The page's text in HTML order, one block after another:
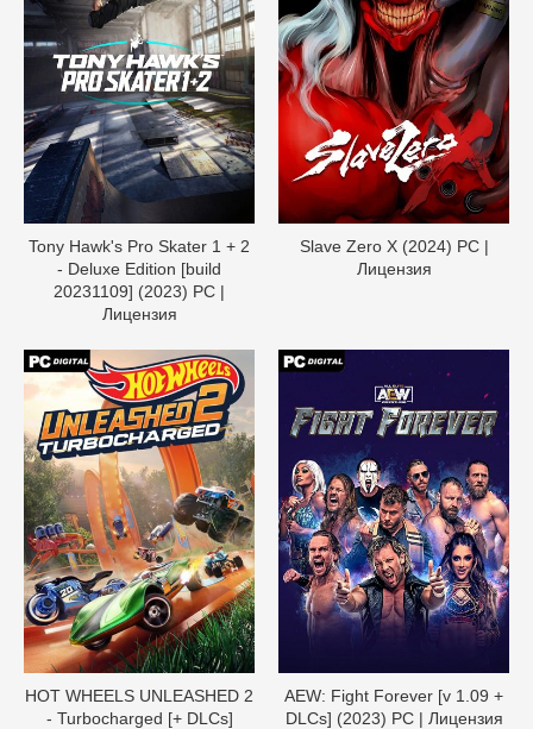
Tony Hawk's Pro Skater 1 + 2
- Deluxe Edition [build
20231109] (2023) PC |
Лицензия
Slave Zero X (2024) PC |
Лицензия
HOT WHEELS UNLEASHED 2
- Turbocharged [+ DLCs]
AEW: Fight Forever [v 1.09 +
DLCs] (2023) PC | Лицензия